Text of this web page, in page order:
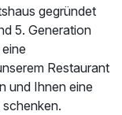
p.P. ab
gegründet
5. Generation
Restaurant
und Ihnen eine